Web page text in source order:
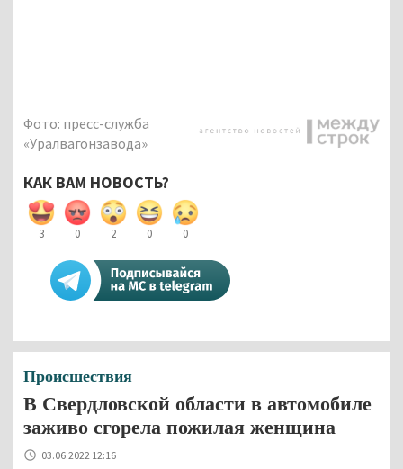
Фото: пресс-служба
«Уралвагонзавода»
КАК ВАМ НОВОСТЬ?
3 0 2 0 0
Происшествия
В Свердловской области в автомобиле
заживо сгорела пожилая женщина
03.06.2022 12:16